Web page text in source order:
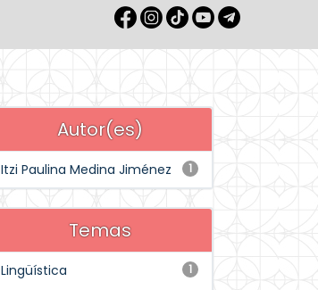
Autor(es)
1
Itzi Paulina Medina Jiménez
Temas
1
Lingüística